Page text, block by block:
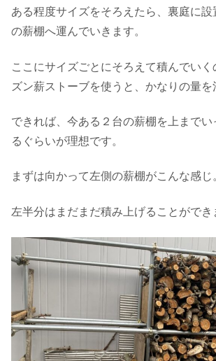
ある程度サイズをそろえたら、裏庭に
の薪棚へ運んでいきます。
ここにサイズごとにそろえて積んでい
ズン薪ストーブを使うと、かなりの量を
できれば、今ある２台の薪棚を上まで
るぐらいが理想です。
まずは向かって左側の薪棚がこんな感じ
左半分はまだまだ積み上げることができ